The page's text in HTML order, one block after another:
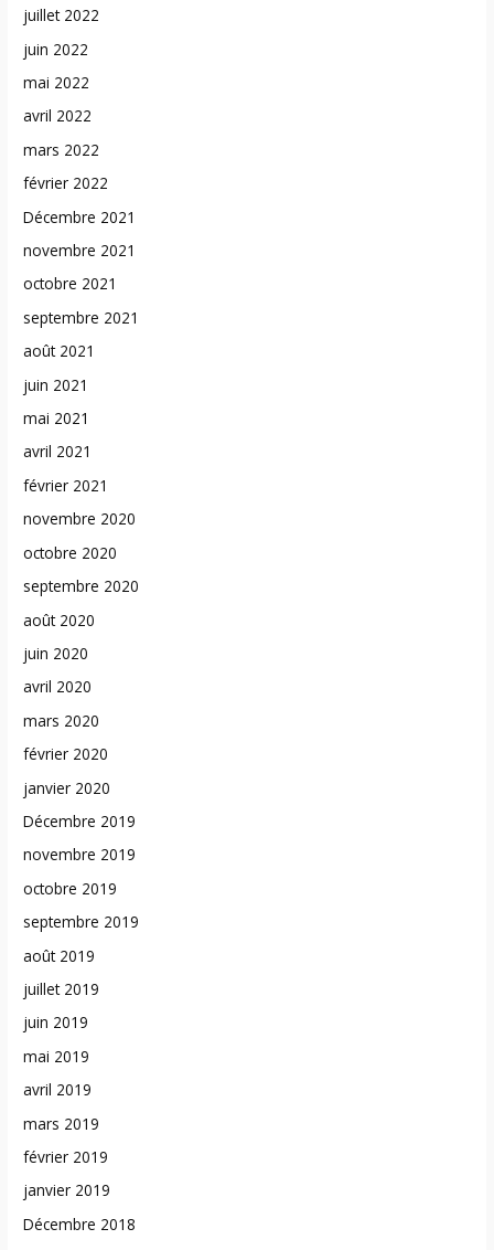
juillet 2022
juin 2022
mai 2022
avril 2022
mars 2022
février 2022
Décembre 2021
novembre 2021
octobre 2021
septembre 2021
août 2021
juin 2021
mai 2021
avril 2021
février 2021
novembre 2020
octobre 2020
septembre 2020
août 2020
juin 2020
avril 2020
mars 2020
février 2020
janvier 2020
Décembre 2019
novembre 2019
octobre 2019
septembre 2019
août 2019
juillet 2019
juin 2019
mai 2019
avril 2019
mars 2019
février 2019
janvier 2019
Décembre 2018